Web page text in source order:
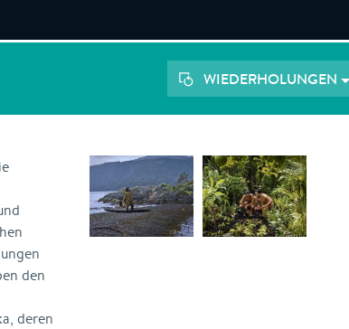
WIEDERHOLUNGEN
den
deren